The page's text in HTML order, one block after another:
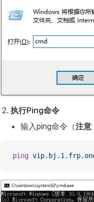
执行Ping命令
输入ping命令（注意
ping